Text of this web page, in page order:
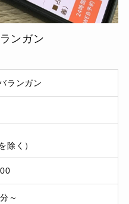
ンガン
ランガン
除く）
～